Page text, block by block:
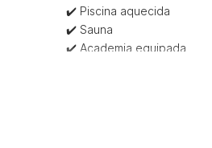
✔️ Piscina aquecida
✔️ Sauna
✔️ Academia equipada